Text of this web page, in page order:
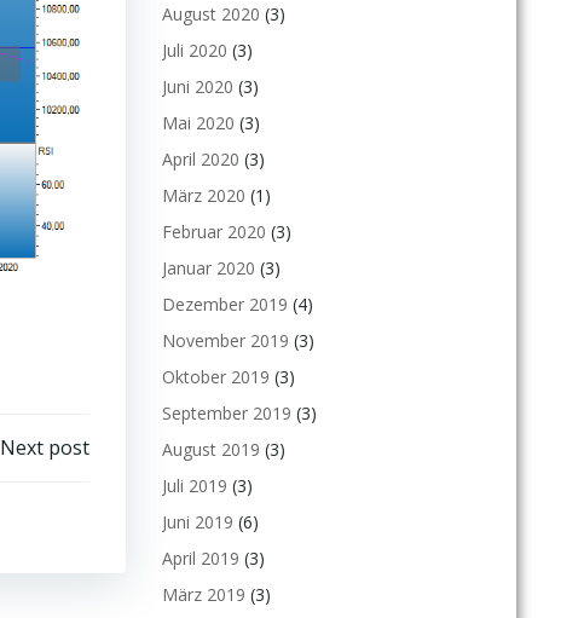
Next post
August 2020 (3)
Juli 2020 (3)
Juni 2020 (3)
Mai 2020 (3)
April 2020 (3)
März 2020 (1)
Februar 2020 (3)
Januar 2020 (3)
Dezember 2019 (4)
November 2019 (3)
Oktober 2019 (3)
September 2019 (3)
August 2019 (3)
Juli 2019 (3)
Juni 2019 (6)
April 2019 (3)
März 2019 (3)